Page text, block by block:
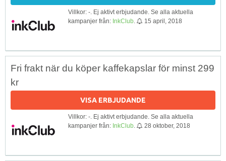
Villkor: -. Ej aktivt erbjudande. Se alla aktuella
kampanjer från: InkClub 15 april, 2018
Fri frakt när du köper kaffekapslar för minst 299
kr
VISA ERBJUDANDE
Villkor: -. Ej aktivt erbjudande. Se alla aktuella
kampanjer från: InkClub 28 oktober, 2018